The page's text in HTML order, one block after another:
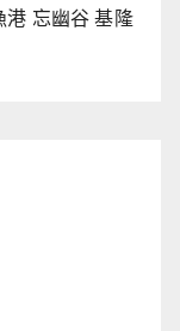
港 忘幽谷 基隆